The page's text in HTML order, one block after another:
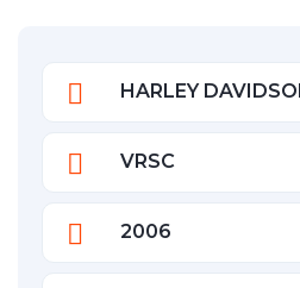
HARLEY
VRSC
2006